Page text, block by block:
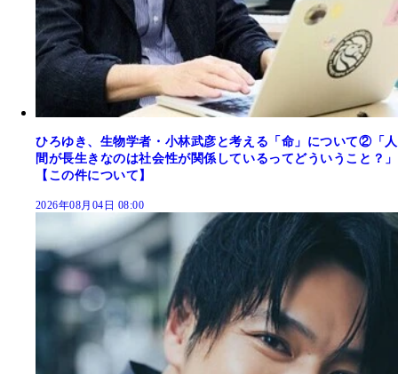
ひろゆき、生物学者・小林武彦と考える「命」について②「人
間が長生きなのは社会性が関係しているってどういうこと？」
【この件について】
2026年08月04日 08:00